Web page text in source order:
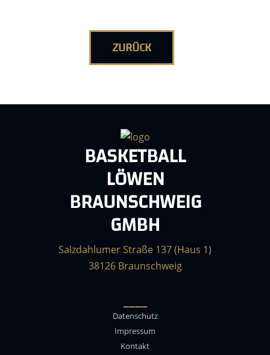
ZURÜCK
BASKETBALL
LÖWEN
BRAUNSCHWEIG
GMBH
Salzdahlumer Straße 137 (Haus 1)
38126 Braunschweig
____
Datenschutz
Impressum
Kontakt